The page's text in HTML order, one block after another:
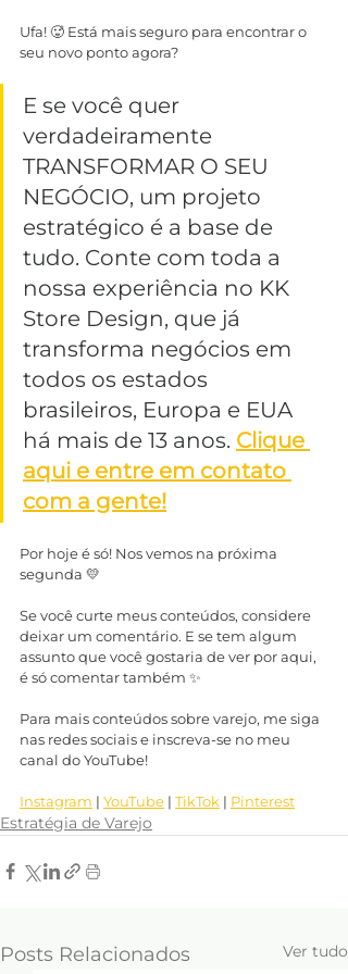
Ufa! 🥵 Está mais seguro para encontrar o
seu novo ponto agora?
E se você quer
verdadeiramente
TRANSFORMAR O SEU
NEGÓCIO, um projeto
estratégico é a base de
tudo. Conte com toda a
nossa experiência no KK
Store Design, que já
transforma negócios em
todos os estados
brasileiros, Europa e EUA
há mais de 13 anos. Clique
aqui e entre em contato
com a gente!
Por hoje é só! Nos vemos na próxima
segunda 💛
Se você curte meus conteúdos, considere
deixar um comentário. E se tem algum
assunto que você gostaria de ver por aqui,
é só comentar também ✨
Para mais conteúdos sobre varejo, me siga
nas redes sociais e inscreva-se no meu
canal do YouTube!
Instagram | YouTube | TikTok | Pinterest
Estratégia de Varejo
Posts Relacionados Ver tudo